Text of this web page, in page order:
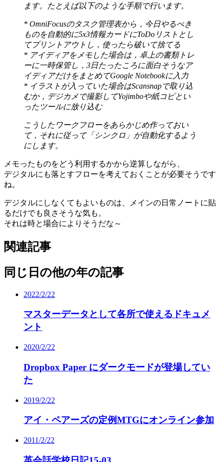
ます。たとえば以下のような手順で行います。
* OmniFocusのタスク管理表から，今日やるべき
ものを自動的に5x3情報カードにToDoリストとし
てプリントアウトし，使ったら破いて捨てる
* アイディアをメモした場合は，卓上の書類トレ
ーに一時保管し，3日たったころに面白そうなア
イディアだけをまとめてGoogle Notebookに入力
* イラストが入っていた場合はScansnapで取り込
むか，デジカメで撮影してYojimboや紙コピとい
ったツールに放り込む
こうしたワークフローをあらかじめ作っておい
て，それに従って「シンクロ」が自動化するよう
にします。
メモったものをどう利用するかから逆算しながら、
デジタルにも落とすフローを考えておくことが必要そうです
ね。
デジタルにしなくてもよいものは、メインの日常ノートに貼
るだけでも良さそうな気も。
それは時と場合によりそうだな～
関連記事
同じ日の他の年の記事
2022/2/22
マスターデータとして各所で使えるドキュメ
ント
2020/2/22
Dropbox Paper にダークモードが登場してい
た
2019/2/22
アイ・ペアーズの定例MTGにオンライン参加
2011/2/22